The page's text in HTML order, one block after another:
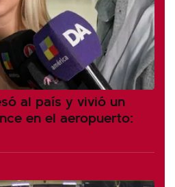
al país y vivió un
en el aeropuerto: